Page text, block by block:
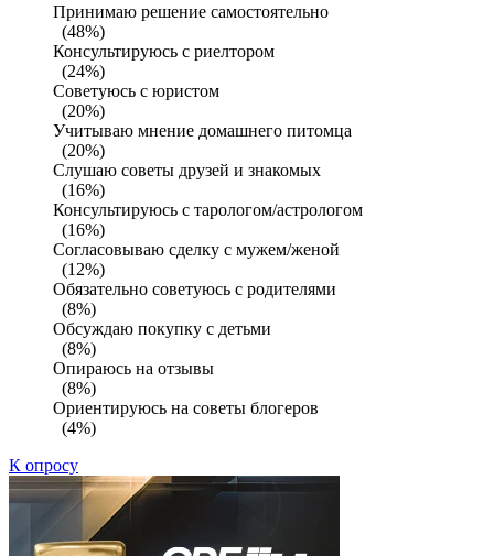
Принимаю решение самостоятельно
(48%)
Консультируюсь с риелтором
(24%)
Советуюсь с юристом
(20%)
Учитываю мнение домашнего питомца
(20%)
Слушаю советы друзей и знакомых
(16%)
Консультируюсь с тарологом/астрологом
(16%)
Согласовываю сделку с мужем/женой
(12%)
Обязательно советуюсь с родителями
(8%)
Обсуждаю покупку с детьми
(8%)
Опираюсь на отзывы
(8%)
Ориентируюсь на советы блогеров
(4%)
К опросу